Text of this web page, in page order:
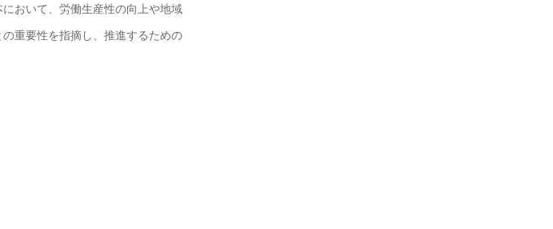
おいて、労働生産性の向上や地域
重要性を指摘し、推進するための